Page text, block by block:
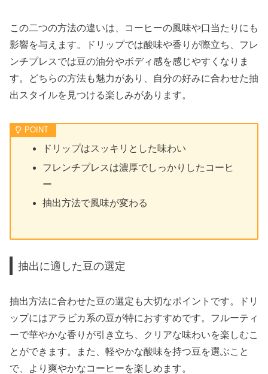
この二つの方法の違いは、コーヒーの風味や口当たりにも
影響を与えます。ドリップでは酸味や香りが際立ち、フレ
ンチプレスでは豆の油分やボディ感を感じやすくなりま
す。どちらの方法も魅力があり、自分の好みに合わせた抽
出スタイルを見つける楽しみがあります。
ドリップはスッキリとした味わい
フレンチプレスは濃厚でしっかりしたコーヒ
ー
抽出方法で風味が変わる
抽出に適した豆の選定
抽出方法に合わせた豆の選定も大切なポイントです。ドリ
ップにはアラビカ系の豆が特におすすめです。フルーティ
ーで華やかな香りが引き立ち、クリアな味わいを楽しむこ
とができます。また、軽やかな酸味を持つ豆を選ぶこと
で、より爽やかなコーヒーを楽しめます。